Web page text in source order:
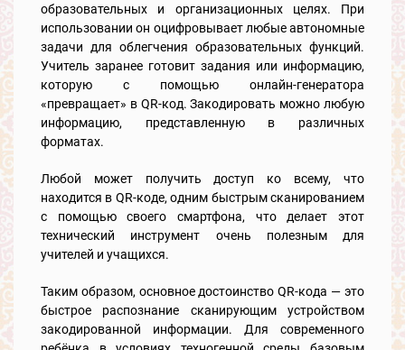
образовательных и организационных целях. При
использовании он оцифровывает любые автономные
задачи для облегчения образовательных функций.
Учитель заранее готовит задания или информацию,
которую с помощью онлайн-генератора
«превращает» в QR-код. Закодировать можно любую
информацию, представленную в различных
форматах.
Любой может получить доступ ко всему, что
находится в QR-коде, одним быстрым сканированием
с помощью своего смартфона, что делает этот
технический инструмент очень полезным для
учителей и учащихся.
Таким образом, основное достоинство QR-кода — это
быстрое распознание сканирующим устройством
закодированной информации. Для современного